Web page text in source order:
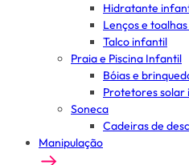
Hidratante
Lenços e
Talco infantil
Praia e Piscina Infantil
Bóias e
Protetores solar
Soneca
Cadeiras de
Manipulação